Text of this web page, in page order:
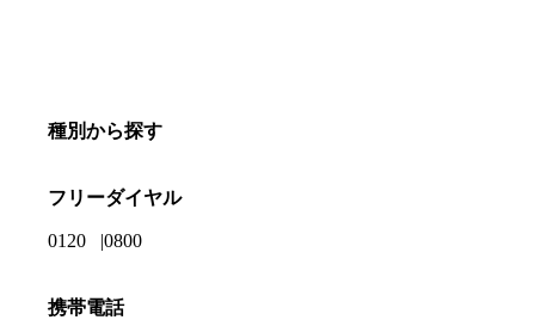
種別から探す
フリーダイヤル
0120 0800
携帯電話